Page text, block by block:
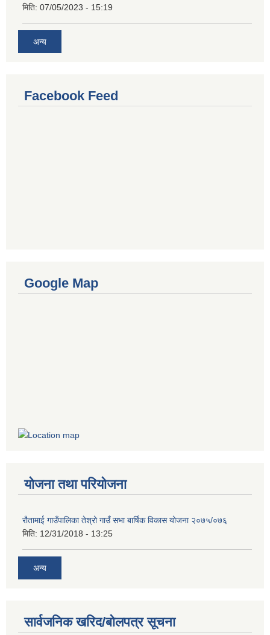
मिति: 07/05/2023 - 15:19
अन्य
Facebook Feed
Google Map
योजना तथा परियोजना
रौतामाई गाउँपालिका तेश्रो गाउँ सभा बार्षिक विकास योजना २०७५/०७६
मिति: 12/31/2018 - 13:25
अन्य
सार्वजनिक खरिद/बोलपत्र सूचना